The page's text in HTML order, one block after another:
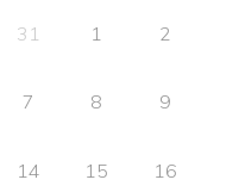
31 1 2
7 8 9
14 15 16